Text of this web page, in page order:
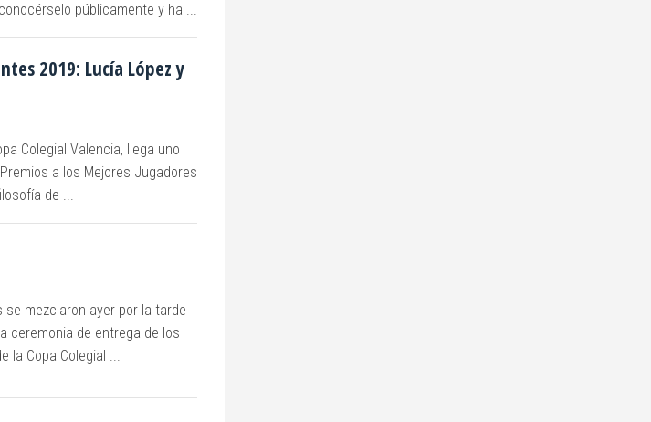
públicamente y ha ...
2019: Lucía López y
Colegial Valencia, llega uno
a los Mejores Jugadores
de ...
se mezclaron ayer por la tarde
ceremonia de entrega de los
la Copa Colegial ...